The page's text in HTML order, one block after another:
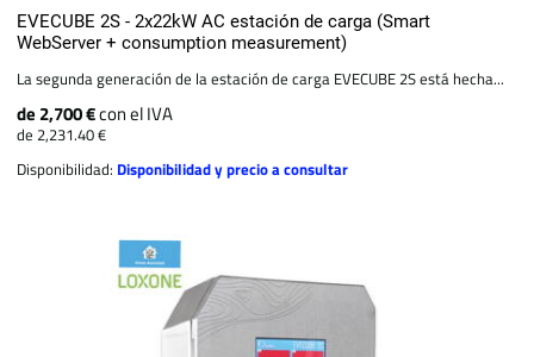
EVECUBE 2S - 2x22kW AC estación de carga (Smart
WebServer + consumption measurement)
La segunda generación de la estación de carga EVECUBE 2S está hecha...
de 2,700 €con el IVA
de 2,231.40 €
Disponibilidad: Disponibilidad y precio a consultar